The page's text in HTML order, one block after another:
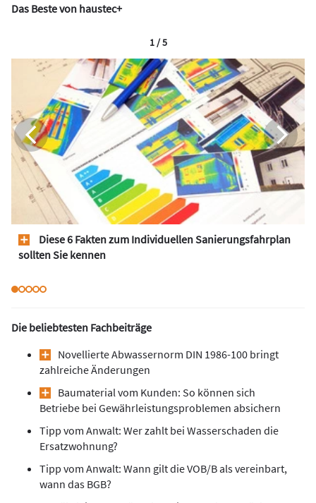
Das Beste von haustec+
Diese 6 Fakten zum Individuellen Sanierungsfahrplan
sollten Sie kennen
1 / 5
Die beliebtesten Fachbeiträge
Novellierte Abwassernorm DIN 1986-100 bringt
zahlreiche Änderungen
Baumaterial vom Kunden: So können sich
Betriebe bei Gewährleistungsproblemen absichern
Tipp vom Anwalt: Wer zahlt bei Wasserschaden die
Ersatzwohnung?
Tipp vom Anwalt: Wann gilt die VOB/B als vereinbart,
wann das BGB?